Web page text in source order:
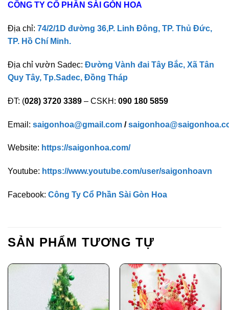
CÔNG TY CỔ PHẦN SÀI GÒN HOA
Địa chỉ: 74/2/1D đường 36,P. Linh Đông, TP. Thủ Đức,
TP. Hồ Chí Minh.
Địa chỉ vườn Sadec: Đường Vành đai Tây Bắc, Xã Tân
Quy Tây, Tp.Sadec, Đồng Tháp
ĐT: (028) 3720 3389 – CSKH: 090 180 5859
Email: saigonhoa@gmail.com /
Website: https://saigonhoa.com/
Youtube: https://www.youtube.com/user/saigonhoavn
Facebook: Công Ty Cổ Phần Sài Gòn Hoa
SẢN PHẨM TƯƠNG TỰ